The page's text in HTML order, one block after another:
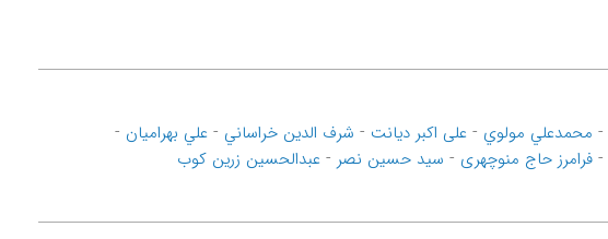
- محمدعلي مولوي -علی اکبر دیانت - شرف الدین خراساني -علي بهرامیان -
-فرامرز حاج منوچهری - سید حسین نصر -عبدالحسین زرین کوب